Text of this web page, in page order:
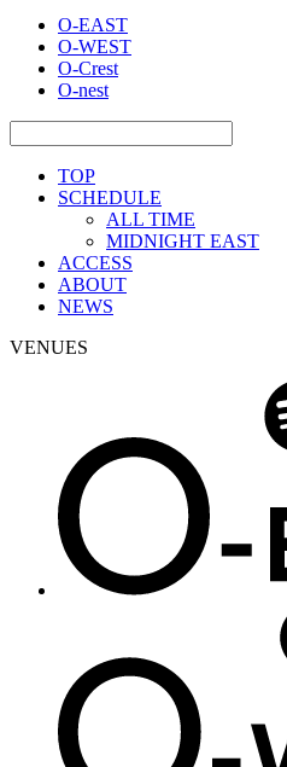
O-EAST
O-WEST
O-Crest
O-nest
TOP
SCHEDULE
ALL TIME
MIDNIGHT EAST
ACCESS
ABOUT
NEWS
VENUES